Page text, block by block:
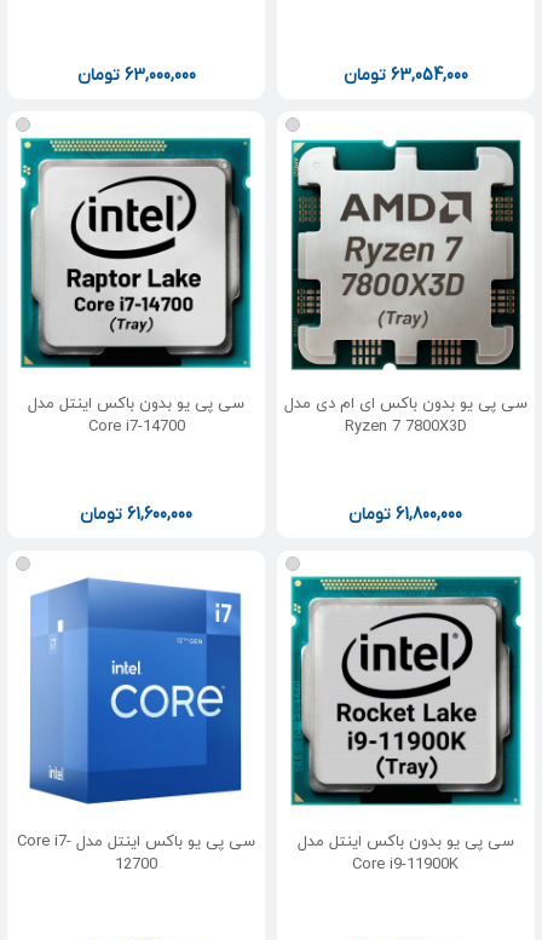
63,054,000 تومان 63,000,000 تومان
سی پی یو بدون باکس ای ام دی مدل
Ryzen 7 7800X3D
61,800,000تومان
سی پی یو بدون باکس اینتل مدل
Core i7-14700
61,600,000تومان
سی پی یو بدون باکس اینتل مدل
Core i9-11900K
سی پی یو باکس اینتل مدل Core i7-
12700